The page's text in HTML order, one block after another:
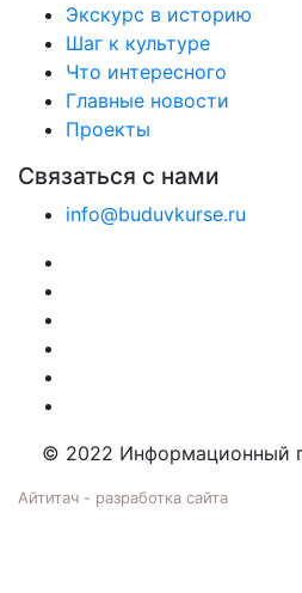
Экскурс в историю
Шаг к культуре
Что интересного
Главные новости
Проекты
Связаться с нами
info@buduvkurse.ru
© 2022 Информационный
Айтитач - разработка сайта